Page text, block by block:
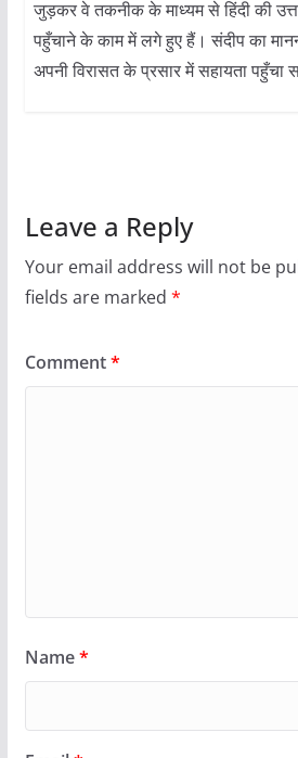
जुड़कर वे तकनीक के माध्यम से हिंदी की
पहुँचाने के काम में लगे हुए हैं। संदीप का
अपनी विरासत के प्रसार में सहायता पहुँचा
Leave a Reply
Your email address will not be
fields are marked *
Comment*
Name*